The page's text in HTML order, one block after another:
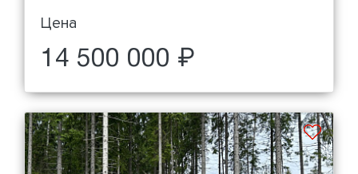
Цена
14 500 000 ₽